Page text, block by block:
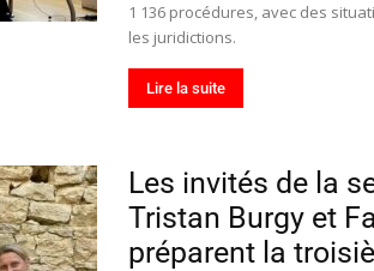
1 136 procédures, avec des
les juridictions.
Lire la suite
Les invités de la
Tristan Burgy et
préparent la